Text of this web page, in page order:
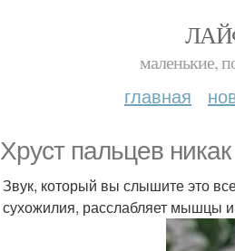
маленькие,
главная
Хруст пальцев
Звук, который вы слышите это
сухожилия, расслабляет мышцы и